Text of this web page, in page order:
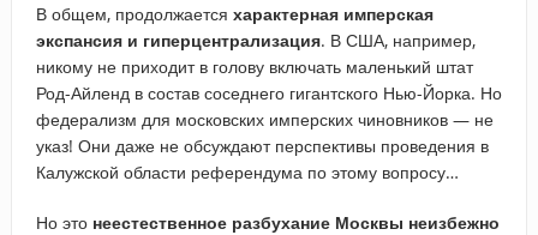
В общем, продолжается характерная имперская
экспансия и гиперцентрализация. В США, например,
никому не приходит в голову включать маленький штат
Род-Айленд в состав соседнего гигантского Нью-Йорка. Но
федерализм для московских имперских чиновников — не
указ! Они даже не обсуждают перспективы проведения в
Калужской области референдума по этому вопросу…
Но это неестественное разбухание Москвы неизбежно